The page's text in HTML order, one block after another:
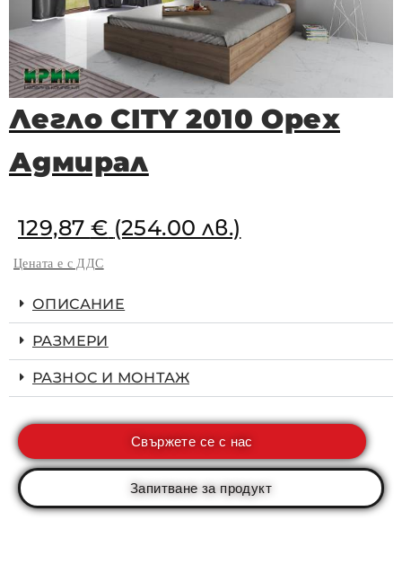
Легло CITY 2010 Орех
Адмирал
129,87 € (254.00 лв.)
Цената е с ДДС
ОПИСАНИЕ
РАЗМЕРИ
РАЗНОС И МОНТАЖ
Свържете се с нас
Запитване за продукт